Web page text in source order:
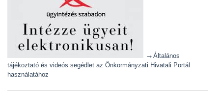
→ Általános
tájékoztató és videós segédlet az Önkormányzati Hivatali Portál
használatához